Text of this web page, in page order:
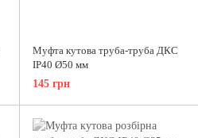
Муфта кутова труба-труба ДКС
IP40 Ø50 мм
145 грн